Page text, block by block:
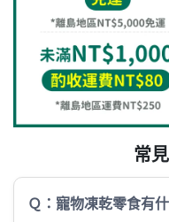
常
Ｑ：寵物凍乾零食有